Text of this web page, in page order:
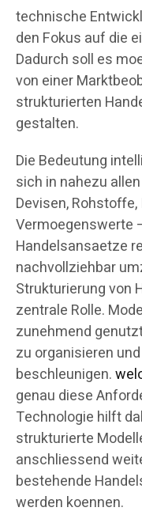
technische
den Fokus auf die
Dadurch soll es
von einer
strukturierten
gestalten.
Die Bedeutung
sich in nahezu
Devisen,
Vermoegenswerte
Handelsansaetze
nachvollziehbar
Strukturierung von
zentrale Rolle.
zunehmend
zu organisieren
beschleunigen.
genau diese
Technologie hilft
strukturierte
anschliessend
bestehende
werden koennen.